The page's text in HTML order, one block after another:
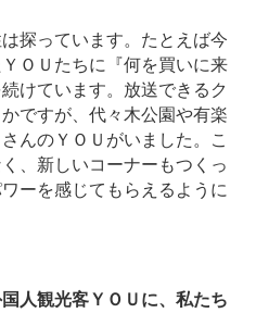
探っています。たとえば今
ＯＵたちに『何を買いに来
けています。放送できるク
ですが、代々木公園や有楽
んのＹＯＵがいました。こ
、新しいコーナーもつくっ
ーを感じてもらえるように
人観光客ＹＯＵに、私たち